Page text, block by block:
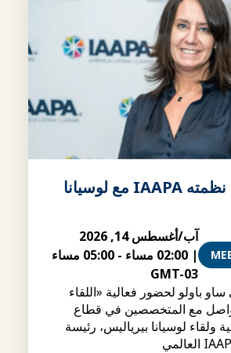
لقاء ترحيبي نظمته IAAPA مع لوسيانا
آب/أغسطس 14, 2026
| 02:00 مساء -
05:00 مساء
GMT-03
ساو باولو لحضور فعالية «اللقاء
مع المتخصصين في قطاع
ولقاء لوسيانا بيرياليس، رئيسة